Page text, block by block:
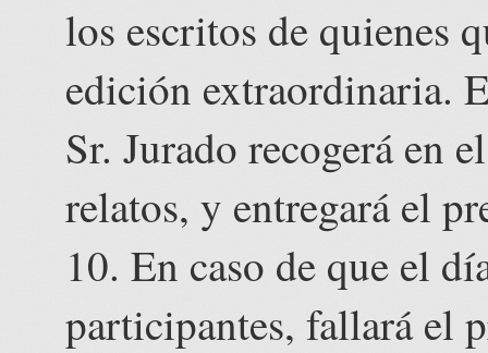
los escritos de quienes
edición extraordinaria.
Sr. Jurado recogerá en
relatos, y entregará el
10. En caso de que el
participantes, fallará el